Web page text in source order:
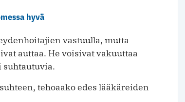
hyvä
vastuulla, mutta
auttaa. He voisivat vakuuttaa
tehoaako edes lääkäreiden